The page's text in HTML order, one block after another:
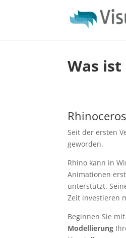
Was ist
Seit der ersten
geworden.
Rhino kann in
Animationen
unterstützt.
Zeit investieren
Beginnen Sie
Modellierung